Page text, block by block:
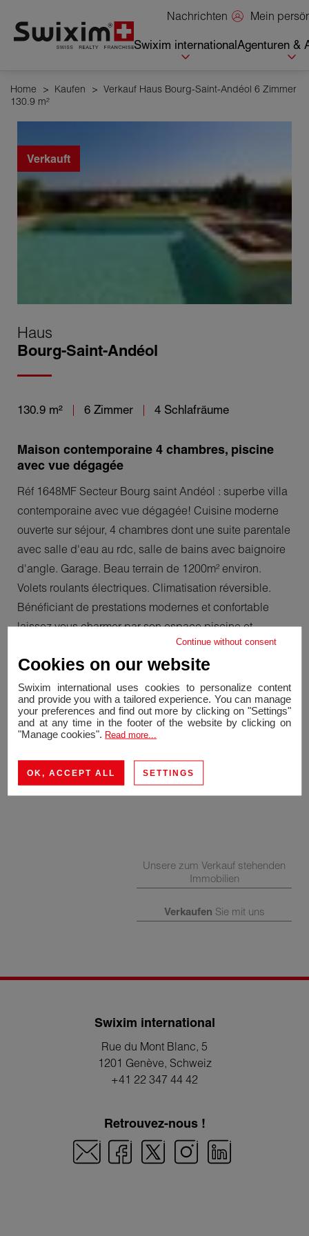
Nachrichten Mein
Swixim internationalAgenturen &
Home > Kaufen > Verkauf Haus Bourg-Saint-Andéol 6 Zimmer
130.9 m²
Verkauft
Haus
Bourg-Saint-Andéol
130.9 m² 6 Zimmer 4 Schlafräume
Maison contemporaine 4 chambres, piscine
avec vue dégagée
Réf 1648MF Secteur Bourg saint Andéol : superbe villa
contemporaine avec vue dégagée! Cuisine moderne
ouverte sur séjour, 4 chambres dont une suite parentale
avec salle d'eau au rdc, salle de bains avec baignoire
d'angle. Garage. Beau terrain de 1200m² environ.
Volets roulants électriques. Climatisation réversible.
Bénéficiant de prestations modernes et confortable
laissez vous charmer par son espace piscine et
Unsere zum Verkauf stehenden
Immobilien
Verkaufen Sie mit uns
Swixim international
Rue du Mont Blanc, 5
1201 Genève, Schweiz
+41 22 347 44 42
Retrouvez-nous !
Continue without consent
Cookies on our website
Swixim international uses cookies to personalize content
and provide you with a tailored experience. You can manage
your preferences and find out more by clicking on "Settings"
and at any time in the footer of the website by clicking on
"Manage cookies". Read more...
OK, ACCEPT ALL SETTINGS